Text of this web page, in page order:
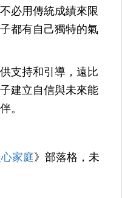
必用傳統成績來限
都有自己獨特的氣
支持和引導，遠比
建立自信與未來能
。
家庭》部落格，未